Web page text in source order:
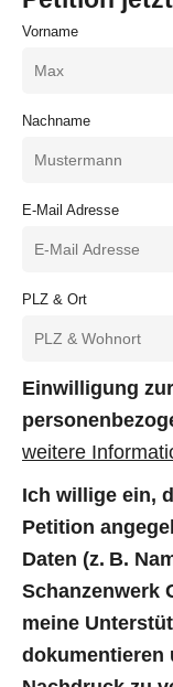
Vorname
Nachname
E-Mail Adresse
PLZ & Ort
Einwilligung
weitere
Ich willige ein,
Petition
Daten (z. B.
Schanzenwerk
meine
dokumentieren